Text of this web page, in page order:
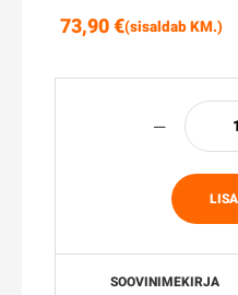
73,90€(sisaldab KM.)
SOOVINIMEKIRJA